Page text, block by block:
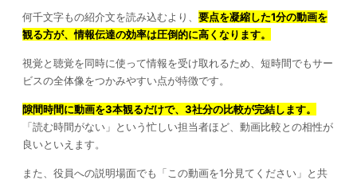
何千文字もの紹介文を読み込むより、 要点を凝縮した1分の動画を
観る方が、情報伝達の効率は圧倒的に高くなります。
視覚と聴覚を同時に使って情報を受け取れるため、短時間でもサー
ビスの全体像をつかみやすい点が特徴です。
隙間時間に動画を3本観るだけで、3社分の比較が完結します。
「読む時間がない」という忙しい担当者ほど、動画比較との相性が
良いといえます。
また、役員への説明場面でも「この動画を1分見てください」と共